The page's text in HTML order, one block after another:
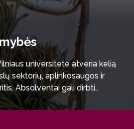
universitete atveria kelią
sektorių, aplinkosaugos ir
Absolventai gali dirbti
departamentuose ir
teritorijų direkcijose,